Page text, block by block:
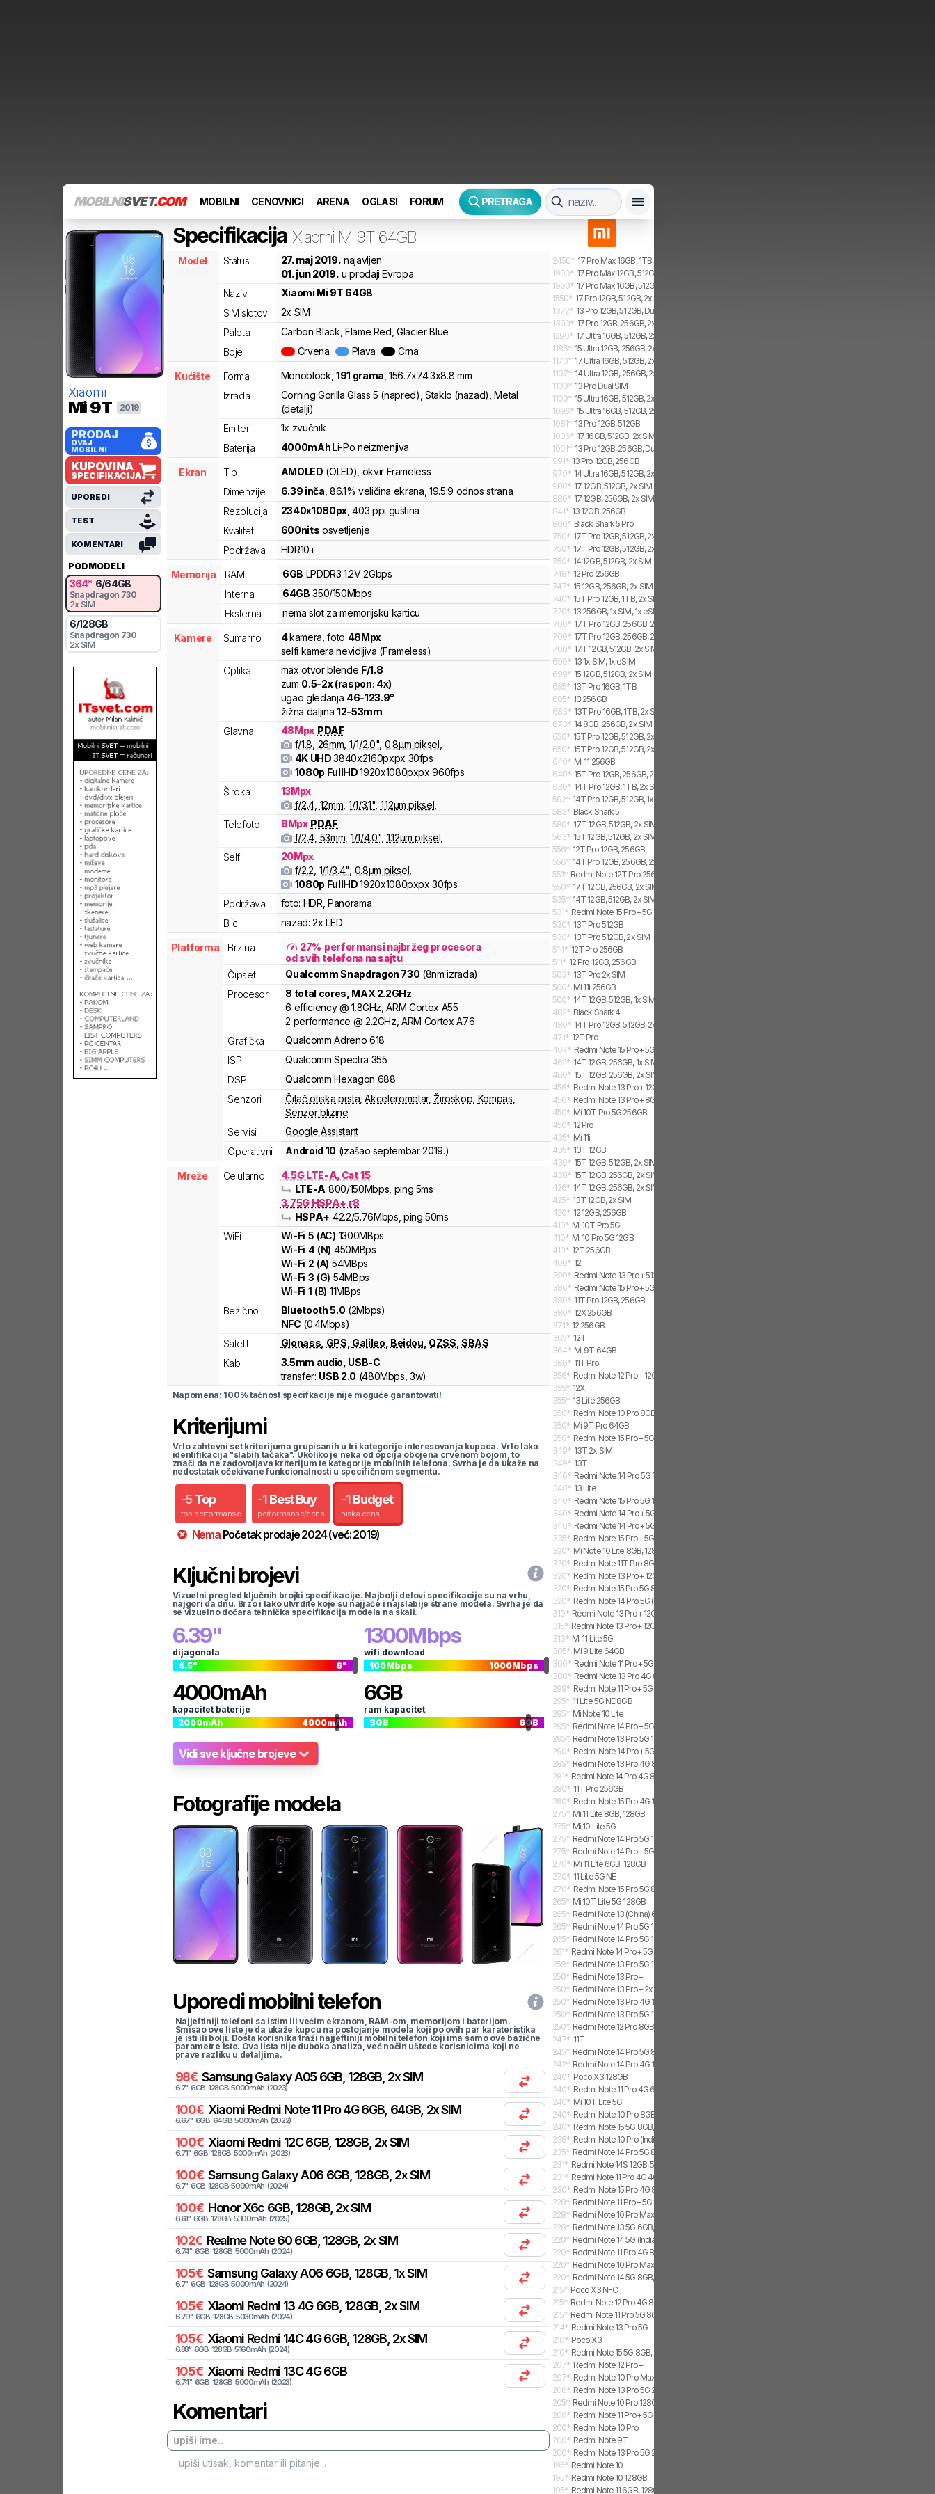
MOBILNISVET.COM MOBILNI CENOVNICI ARENA OGLASI FORUM PRETRAGA
Xiaomi
Mi 9T 2019
PRODAJ
OVAJ
MOBILNI
KUPOVINA
SPECIFIKACIJA
TEST
KOMENTARI
UPOREDI
PODMODELI
364* 6/64GB
Snapdragon 730
2x SIM
6/128GB
Snapdragon 730
2x SIM
Specifikacija Xiaomi Mi 9T 64GB
Model
Status 27. maj 2019. najavljen
01. jun 2019. u prodaji Evropa
Naziv
Xiaomi Mi 9T 64GB
SIM slotovi
2x SIM
Paleta
Carbon Black, Flame Red, Glacier Blue
Boje
Crvena Plava Crna
Kućište Forma Monoblock ,191 grama ,156.7x74.3x8.8 mm
Izrada
Corning Gorilla Glass 5 (napred), Staklo (nazad), Metal
(detalji)
Emiteri
1x zvučnik
Baterija
4000mAhLi-Po neizmenjiva
Ekran Tip AMOLED (OLED) , okvir Frameless
Dimenzije
6.39 inča , 86.1% veličina ekrana , 19.5:9 odnos strana
Rezolucija
2340x1080px ,403 ppi gustina
Kvalitet
600nits osvetljenje
Podržava
HDR10+
Memorija RAM 6GB LPDDR3 1.2V 2Gbps
Interna
64GB 350/150Mbps
Eksterna
nema slot za memorijsku karticu
Kamere Sumarno 4kamera foto 48Mpx
selfi kamera nevidljiva (Frameless)
Optika
max otvor blende F/1.8
zum 0.5-2x (raspon: 4x)
ugao gledanja 46-123.9°
žižna daljina 12-53mm
Glavna
48Mpx PDAF
f/1.8 26mm 1/1/2.0" 0.8µm piksel
4K UHD 3840x2160pxpx 30fps
1080p FullHD1920x1080pxpx960fps
Široka
13Mpx
f/2.4 12mm 1/1/3.1" 1.12µm piksel
Telefoto
8Mpx PDAF
f/2.4 53mm 1/1/4.0" 1.12µm piksel
Selfi
20Mpx
f/2.2 1/1/3.4" 0.8µm piksel
1080p FullHD1920x1080pxpx30fps
Podržava
foto: HDR, Panorama
Blic
nazad: 2x LED
Platforma Brzina 27% performansi najbržeg procesora
od svih telefona na sajtu
Čipset
QualcommSnapdragon 730 (8nm izrada)
Procesor
8 total cores , MAX 2.2GHz
6 efficiency @ 1.8GHz,ARM Cortex A55
2 performance @ 2.2GHz,ARM Cortex A76
Grafička
Qualcomm Adreno 618
ISP
Qualcomm Spectra 355
DSP
Qualcomm Hexagon 688
Senzori
Čitač otiska prsta ,Akcelerometar,Žiroskop Kompas
Senzor blizine
Servisi
Google Assistant
Operativni
Android 10 (izašao septembar 2019.)
Mreže Celularno
4.5G LTE-A, Cat 15
LTE-A 800/150Mbps , ping 5ms
3.75G HSPA+ r8
HSPA+ 42.2/5.76Mbps , ping 50ms
WiFi
Wi-Fi 5 (AC) 1300MBps
Wi-Fi 4 (N) 450MBps
Wi-Fi 2 (A) 54MBps
Wi-Fi 3 (G) 54MBps
Wi-Fi 1 (B) 11MBps
Bežično
Bluetooth 5.0 (2Mbps)
NFC (0.4Mbps)
Sateliti
Glonass GPS Galileo Beidou QZSS SBAS
Kabl
3.5mm audio, USB-C
transfer: USB 2.0 (480Mbps,3w)
Napomena: 100% tačnost specifkacije nije moguće garantovati!
Kriterijumi
Vrlo zahtevni set kriterijuma grupisanih u tri kategorije interesovanja kupaca. Vrlo laka
identifikacija "slabih tačaka". Ukoliko je neka od opcija obojena crvenom bojom, to
znači da ne zadovoljava kriterijum te kategorije mobilnih telefona. Svrha je da ukaže na
nedostatak očekivane funkcionalnosti u specifičnom segmentu.
-5 Top
top performanse
-1 Best Buy
performanse/cena
-1 Budget
niska cena
Nema Početak prodaje2024(već:2019)
Ključni brojevi
Vizuelni pregled ključnih brojki specifikacije. Najbolji delovi specifikacije su na vrhu,
najgori da dnu. Brzo i lako utvrdite koje su najjače i najslabije strane modela. Svrha je da
se vizuelno dočara tehnička specifikacija modela na skali.
6.39"
dijagonala
4.5" 6"
1300Mbps
wifi download
100Mbps 1000Mbps
4000mAh
kapacitet baterije
2000mAh 4000mAh
6GB
ram kapacitet
3GB 6GB
Vidi sve ključne brojeve
Fotografije modela
Uporedi mobilni telefon
Najjeftiniji telefoni sa istim ili većim ekranom, RAM-om, memorijom i baterijom.
Smisao ove liste je da ukaže kupcu na postojanje modela koji po ovih par karateristika
je isti ili bolji. Dosta korisnika traži najjeftiniji mobilni telefon koji ima samo ove bazične
parametre iste. Ova lista nije duboka analiza, već način uštede korisnicima koji ne
prave razliku u detaljima.
98€ SamsungGalaxy A05 6GB, 128GB, 2x SIM
6.7" 6GB 128GB 5000mAh (2023)
100€ Xiaomi Redmi Note 11 Pro 4G 6GB, 64GB, 2x SIM
6.67" 6GB 64GB 5000mAh (2022)
100€ Xiaomi Redmi 12C 6GB, 128GB, 2x SIM
6.71" 6GB 128GB 5000mAh (2023)
100€ Samsung Galaxy A06 6GB, 128GB, 2x SIM
6.7" 6GB 128GB 5000mAh (2024)
100€ Honor X6c 6GB, 128GB, 2x SIM
6.61" 6GB 128GB 5300mAh (2025)
102€ Realme Note 60 6GB, 128GB, 2x SIM
6.74" 6GB 128GB 5000mAh (2024)
105€ Samsung Galaxy A06 6GB, 128GB, 1x SIM
6.7" 6GB 128GB 5000mAh (2024)
105€ Xiaomi Redmi 13 4G 6GB, 128GB, 2x SIM
6.79" 6GB 128GB 5030mAh (2024)
105€ Xiaomi Redmi 14C 4G 6GB, 128GB, 2x SIM
6.88" 6GB 128GB 5160mAh (2024)
105€ Xiaomi Redmi 13C 4G 6GB
6.74" 6GB 128GB 5000mAh (2023)
Komentari
2450* 17 Pro Max 16GB, 1TB, 2x SIM
1900* 17 Pro Max 12GB, 512GB, 2x SIM
1900* 17 Pro Max 16GB, 512GB, 2x SIM
1550* 17 Pro 12GB, 512GB, 2x SIM
1372* 13 Pro 12GB, 512GB, Dual SIM
1300* 17 Pro 12GB, 256GB, 2x SIM
1290* 17 Ultra 16GB, 512GB, 2x SIM, 2x eSIM
1186* 15 Ultra 12GB, 256GB, 2x SIM, 2x eSIM
1170* 17 Ultra 16GB, 512GB, 2x SIM
1107* 14 Ultra 12GB, 256GB, 2x SIM
1100* 13 Pro Dual SIM
1100* 15 Ultra 16GB, 512GB, 2x SIM, 2x eSIM
1096* 15 Ultra 16GB, 512GB, 2x SIM
1081* 13 Pro 12GB, 512GB
1006* 17 16GB, 512GB, 2x SIM
1001* 13 Pro 12GB, 256GB, Dual SIM
991* 13 Pro 12GB, 256GB
970* 14 Ultra 16GB, 512GB, 2x SIM
900* 17 12GB, 512GB, 2x SIM
880* 17 12GB, 256GB, 2x SIM
841* 13 12GB, 256GB
800* Black Shark 5 Pro
750* 17T Pro 12GB, 512GB, 2x SIM, 2x eSIM
750* 17T Pro 12GB, 512GB, 2x SIM
750* 14 12GB, 512GB, 2x SIM
748* 12 Pro 256GB
747* 15 12GB, 256GB, 2x SIM
740* 15T Pro 12GB, 1TB, 2x SIM, 2x eSIM
720* 13 256GB, 1x SIM, 1x eSIM
700* 17T Pro 12GB, 256GB, 2x SIM, 2x eSIM
700* 17T Pro 12GB, 256GB, 2x SIM
700* 17T 12GB, 512GB, 2x SIM
699* 13 1x SIM, 1x eSIM
699* 15 12GB, 512GB, 2x SIM
685* 13T Pro 16GB, 1TB
685* 13 256GB
683* 13T Pro 16GB, 1TB, 2x SIM
673* 14 8GB, 256GB, 2x SIM
650* 15T Pro 12GB, 512GB, 2x SIM, 2x eSIM
650* 15T Pro 12GB, 512GB, 2x SIM
640* Mi 11 256GB
640* 15T Pro 12GB, 256GB, 2x SIM
630* 14T Pro 12GB, 1TB, 2x SIM
592* 14T Pro 12GB, 512GB, 1x SIM, 1x eSIM
583* Black Shark 5
580* 17T 12GB, 512GB, 2x SIM, 2x eSIM
563* 15T 12GB, 512GB, 2x SIM
556* 12T Pro 12GB, 256GB
556* 14T Pro 12GB, 256GB, 2x SIM
551* Redmi Note 12T Pro 256GB
550* 17T 12GB, 256GB, 2x SIM, 2x eSIM
535* 14T 12GB, 512GB, 2x SIM
531* Redmi Note 15 Pro+ 5G 12GB, 256GB, 2x SIM
530* 13T Pro 512GB
530* 13T Pro 512GB, 2x SIM
514* 12T Pro 256GB
511* 12 Pro 12GB, 256GB
503* 13T Pro 2x SIM
500* Mi 11i 256GB
500* 14T 12GB, 512GB, 1x SIM, 1x eSIM
482* Black Shark 4
480* 14T Pro 12GB, 512GB, 2x SIM
471* 12T Pro
467* Redmi Note 15 Pro+ 5G 12GB, 512GB, 1x SIM, 1x eSIM
462* 14T 12GB, 256GB, 1x SIM, 1x eSIM
460* 15T 12GB, 256GB, 2x SIM, 2x eSIM
456* Redmi Note 13 Pro+ 12GB, 2x SIM
456* Redmi Note 13 Pro+ 8GB, 512GB, 2x SIM
450* Mi 10T Pro 5G 256GB
450* 12 Pro
435* Mi 11i
435* 13T 12GB
430* 15T 12GB, 512GB, 2x SIM, 2x eSIM
430* 15T 12GB, 256GB, 2x SIM
426* 14T 12GB, 256GB, 2x SIM
425* 13T 12GB, 2x SIM
420* 12 12GB, 256GB
410* Mi 10T Pro 5G
410* Mi 10 Pro 5G 12GB
410* 12T 256GB
400* 12
399* Redmi Note 13 Pro+ 512GB
386* Redmi Note 15 Pro+ 5G 12GB, 512GB, 2x SIM
380* 11T Pro 12GB, 256GB
380* 12X 256GB
371* 12 256GB
365* 12T
364* Mi 9T 64GB
360* 11T Pro
356* Redmi Note 12 Pro+ 12GB
355* 12X
355* 13 Lite 256GB
350* Redmi Note 10 Pro 8GB, 128GB
350* Mi 9T Pro 64GB
350* Redmi Note 15 Pro+ 5G 8GB, 256GB, 1x SIM, 1x eSIM
349* 13T 2x SIM
349* 13T
346* Redmi Note 14 Pro 5G 12GB, 512GB, 1x SIM, 1x eSIM
340* 13 Lite
340* Redmi Note 15 Pro 5G 12GB, 512GB, 2x SIM
340* Redmi Note 14 Pro+ 5G 12GB, 512GB, 1x SIM, 1x eSIM
340* Redmi Note 14 Pro+ 5G 12GB, 512GB, 2x SIM
335* Redmi Note 15 Pro+ 5G 8GB, 256GB, 2x SIM
320* Mi Note 10 Lite 8GB, 128GB
320* Redmi Note 11T Pro 8GB, 256GB
320* Redmi Note 13 Pro+ 12GB
320* Redmi Note 15 Pro 5G 8GB, 512GB, 2x SIM
320* Redmi Note 14 Pro 5G (India) 8GB, 256GB, 2x SIM
319* Redmi Note 13 Pro+ 12GB, 512GB
315* Redmi Note 13 Pro+ 12GB, 512GB, 2x SIM
313* Mi 11 Lite 5G
305* Mi 9 Lite 64GB
300* Redmi Note 11 Pro+ 5G (India) 8GB, 128GB
300* Redmi Note 13 Pro 4G 8GB, 512GB, 2x SIM
299* Redmi Note 11 Pro+ 5G (India) 8GB, 256GB
295* 11 Lite 5G NE 8GB
295* Mi Note 10 Lite
295* Redmi Note 14 Pro+ 5G 8GB, 256GB, 1x SIM, 1x eSIM
295* Redmi Note 13 Pro 5G 12GB, 512GB, 2x SIM
290* Redmi Note 14 Pro+ 5G 12GB, 256GB, 1x SIM, 1x eSIM
285* Redmi Note 13 Pro 4G 8GB, 128GB, 2x SIM
281* Redmi Note 14 Pro 4G 8GB, 128GB, 2x SIM
280* 11T Pro 256GB
280* Redmi Note 15 Pro 4G 12GB, 512GB, 2x SIM
275* Mi 11 Lite 8GB, 128GB
275* Mi 10 Lite 5G
275* Redmi Note 14 Pro 5G 12GB, 512GB, 2x SIM
275* Redmi Note 14 Pro+ 5G 12GB, 256GB, 2x SIM
270* Mi 11 Lite 6GB, 128GB
270* 11 Lite 5G NE
270* Redmi Note 15 Pro 5G 8GB, 256GB, 2x SIM
265* Mi 10T Lite 5G 128GB
265* Redmi Note 13 (China) 6GB, 128GB, 2x SIM
265* Redmi Note 14 Pro 5G 12GB, 256GB, 2x SIM
265* Redmi Note 14 Pro 5G 12GB, 256GB, 1x SIM, 1x eSIM
261* Redmi Note 14 Pro+ 5G 8GB, 256GB, 2x SIM
259* Redmi Note 13 Pro 5G 12GB, 512GB
250* Redmi Note 13 Pro+
250* Redmi Note 13 Pro+ 2x SIM
250* Redmi Note 13 Pro 4G 12GB, 512GB, 2x SIM
250* Redmi Note 13 Pro 5G 12GB, 256GB, 2x SIM
250* Redmi Note 12 Pro 8GB
247* 11T
245* Redmi Note 14 Pro 5G 8GB, 256GB, 1x SIM, 1x eSIM
242* Redmi Note 14 Pro 4G 12GB, 512GB, 2x SIM
240* Poco X3 128GB
240* Redmi Note 11 Pro 4G 6GB, 128GB, 2x SIM
240* Mi 10T Lite 5G
240* Redmi Note 10 Pro 8GB, 256GB
240* Redmi Note 15 5G 8GB, 512GB, 2x SIM
238* Redmi Note 10 Pro (India)
235* Redmi Note 14 Pro 5G 8GB, 256GB, 2x SIM
231* Redmi Note 14S 12GB, 512GB, 2x SIM
231* Redmi Note 11 Pro 4G 4GB, 64GB, 2x SIM
230* Redmi Note 15 Pro 4G 8GB, 256GB, 2x SIM
228* Redmi Note 11 Pro+ 5G 8GB, 256GB
228* Redmi Note 10 Pro Max 8GB, 128GB
228* Redmi Note 13 5G 6GB, 128GB, 2x SIM
220* Redmi Note 14 5G (India) 8GB, 256GB, 2x SIM
220* Redmi Note 11 Pro 4G 8GB, 128GB, 2x SIM
220* Redmi Note 10 Pro Max
220* Redmi Note 14 5G 8GB, 256GB, 2x SIM
215* Poco X3 NFC
215* Redmi Note 12 Pro 4G 8GB
215* Redmi Note 11 Pro 5G 8GB, 128GB
214* Redmi Note 13 Pro 5G
210* Poco X3
210* Redmi Note 15 5G 8GB, 256GB, 2x SIM
207* Redmi Note 12 Pro+
207* Redmi Note 10 Pro Max 128GB
206* Redmi Note 13 Pro 5G 256GB
205* Redmi Note 10 Pro 128GB
200* Redmi Note 11 Pro+ 5G (India) 128GB
200* Redmi Note 10 Pro
200* Redmi Note 9T
200* Redmi Note 13 Pro 5G 256GB, 2x SIM
195* Redmi Note 10
195* Redmi Note 10 128GB
195* Redmi Note 11 6GB, 128GB, 2x SIM